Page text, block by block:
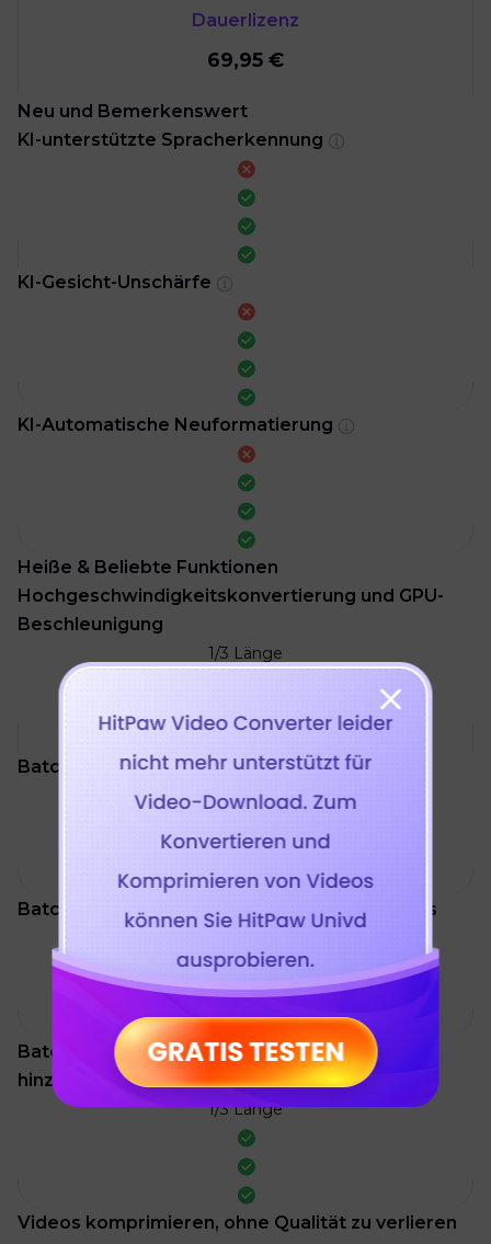
Dauerlizenz
69,95 €
Neu und Bemerkenswert
KI-unterstützte Spracherkennung
KI-Gesicht-Unschärfe
KI-Automatische Neuformatierung
Heiße & Beliebte Funktionen
Hochgeschwindigkeitskonvertierung und GPU-
Beschleunigung
1/3 Länge
Batch-Dateikonvertierung
1/3 Länge
Batch schneiden/mischen/rotieren von Videos
Batch Filter und Wasserzeichen zu Videos
hinzufügen
1/3 Länge
Videos komprimieren, ohne Qualität zu verlieren